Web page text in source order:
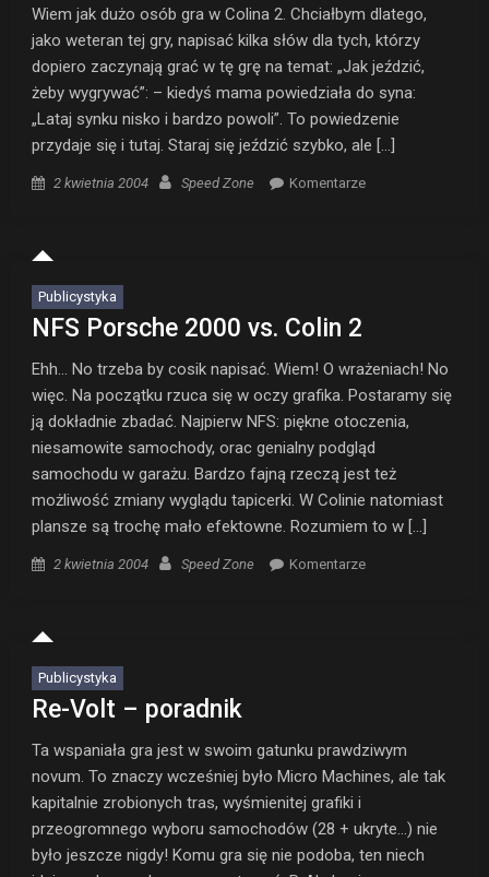
Wiem jak dużo osób gra w Colina 2. Chciałbym dlatego,
jako weteran tej gry, napisać kilka słów dla tych, którzy
dopiero zaczynają grać w tę grę na temat: „Jak jeździć,
żeby wygrywać”: – kiedyś mama powiedziała do syna:
„Lataj synku nisko i bardzo powoli”. To powiedzenie
przydaje się i tutaj. Staraj się jeździć szybko, ale […]
Posted on
2 kwietnia 2004 Author
Speed Zone Komentarze
Publicystyka
NFS Porsche 2000 vs. Colin 2
Ehh… No trzeba by cosik napisać. Wiem! O wrażeniach! No
więc. Na początku rzuca się w oczy grafika. Postaramy się
ją dokładnie zbadać. Najpierw NFS: piękne otoczenia,
niesamowite samochody, orac genialny podgląd
samochodu w garażu. Bardzo fajną rzeczą jest też
możliwość zmiany wyglądu tapicerki. W Colinie natomiast
plansze są trochę mało efektowne. Rozumiem to w […]
Posted on
2 kwietnia 2004 Author
Speed Zone Komentarze
Publicystyka
Re-Volt – poradnik
Ta wspaniała gra jest w swoim gatunku prawdziwym
novum. To znaczy wcześniej było Micro Machines, ale tak
kapitalnie zrobionych tras, wyśmienitej grafiki i
przeogromnego wyboru samochodów (28 + ukryte…) nie
było jeszcze nigdy! Komu gra się nie podoba, ten niech